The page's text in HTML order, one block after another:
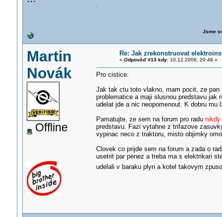
Jsme
Martin
Novák
Offline
Re: Jak zrekonstruovat
« Odpověď #13 kdy:10.12.2006, 20:48 »
Pro cistice:
Jak tak ctu toto vlakno, mam pocit, ze
problematice a maji slusnou predstavu jak
udelat jde a nic neopomenout. K dobru
Pamatujte, ze sem na forum pro radu nikdy
predstavu. Fazi vytahne z trifazove
vypinac neco z traktoru, misto objimky
Clovek co prijde sem na forum a zada o
usetrit par penez a treba ma s elektrikari
udelali v baraku plyn a kotel takovym